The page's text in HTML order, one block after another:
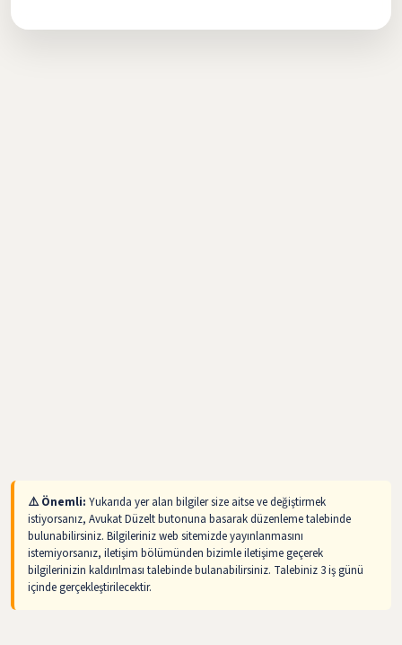
⚠️ Önemli: Yukarıda yer alan bilgiler size aitse ve değiştirmek
istiyorsanız, Avukat Düzelt butonuna basarak düzenleme talebinde
bulunabilirsiniz. Bilgileriniz web sitemizde yayınlanmasını
istemiyorsanız, iletişim bölümünden bizimle iletişime geçerek
bilgilerinizin kaldırılması talebinde bulanabilirsiniz. Talebiniz 3 iş günü
içinde gerçekleştirilecektir.